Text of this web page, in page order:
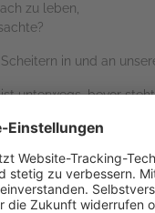
zu leben,
in und an
unterwegs, bevor
der Zerfall:
des Lebens ist
Urkonflikte immer
die sich gleichen,
Werk des großen